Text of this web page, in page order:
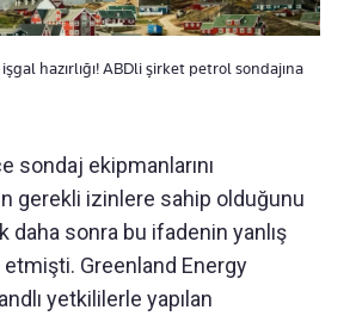
hazırlığı! ABDli şirket petrol sondajına
sondaj ekipmanlarını
gerekli izinlere sahip olduğunu
daha sonra bu ifadenin yanlış
Greenland Energy
yetkililerle yapılan